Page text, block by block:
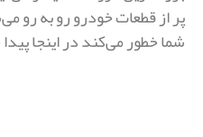
پر از قطعات خودرو رو به رو
شما خطور می‌کند در اینجا